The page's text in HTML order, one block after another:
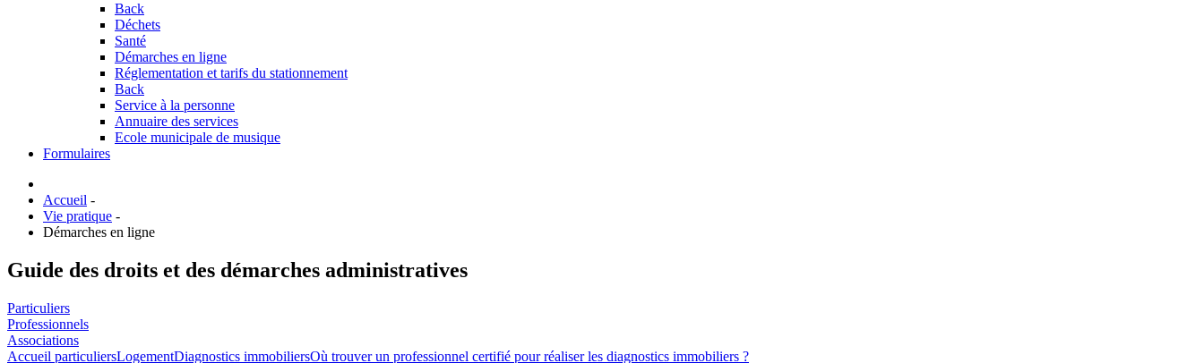
Back
Déchets
Santé
Démarches en ligne
Réglementation et tarifs du stationnement
Back
Service à la personne
Annuaire des services
Ecole municipale de musique
Formulaires
Accueil -
Vie pratique -
Démarches en ligne
Guide des droits et des démarches administratives
Particuliers
Professionnels
Associations
Accueil particuliersLogementDiagnostics immobiliersOù trouver un professionnel certifié pour réaliser les diagnostics immobiliers ?